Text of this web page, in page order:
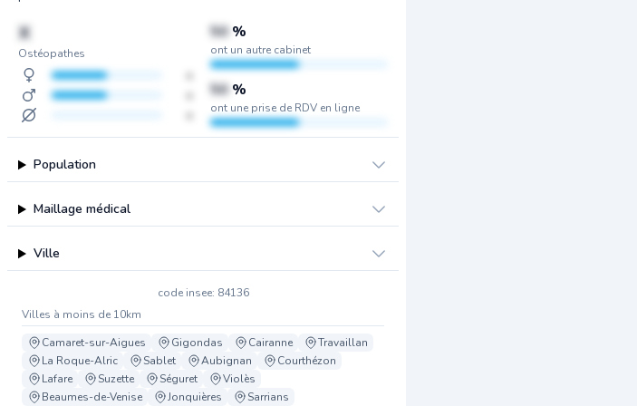
X
Ostéopathes
50 %
ont un autre cabinet
50 %
ont une prise de RDV en ligne
Population
Maillage médical
Ville
code insee: 84136
Villes à moins de 10km
Camaret-sur-Aigues
Gigondas Cairanne
Travaillan
La Roque-Alric
Sablet Aubignan
Courthézon
Lafare
Suzette Séguret
Violès
Beaumes-de-Venise
Jonquières Sarrians